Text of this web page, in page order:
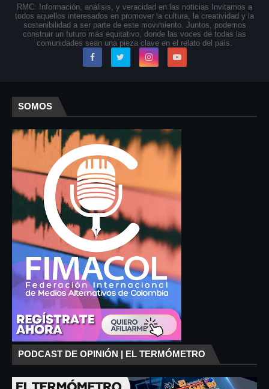
RMC: Información, análisis, y veracidad en las noticias Invitamos a
todos aquellos interesados en promover la cultura, la creatividad y la
sostenibilidad a ser parte de este movimiento. Juntos, podemos
construir un futuro más equitativo, donde las voces de todas las
comunidades sean una pieza clave en el relato del país.
SOMOS
PODCAST DE OPINIÓN | EL TERMÓMETRO